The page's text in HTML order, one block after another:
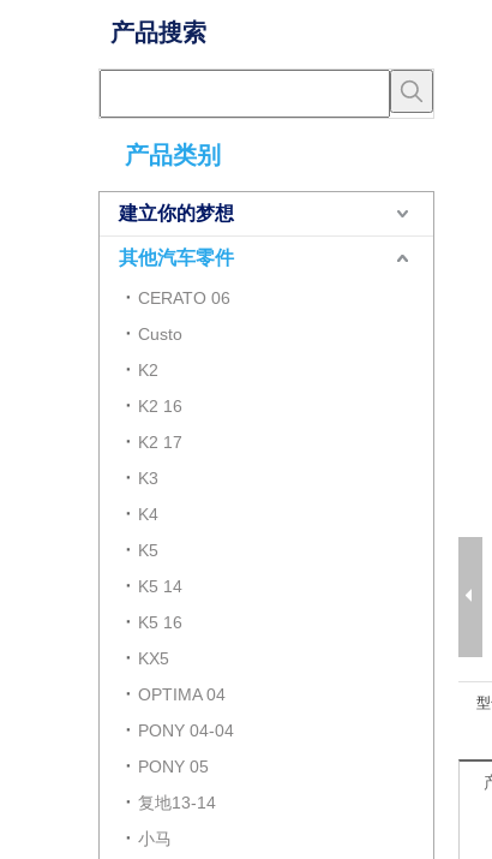
产品搜索
产品类别
建立你的梦想
其他汽车零件
CERATO 06
Custo
K2
K2 16
K2 17
K3
K4
K5
K5 14
K5 16
KX5
OPTIMA 04
PONY 04-04
PONY 05
复地13-14
小马
型